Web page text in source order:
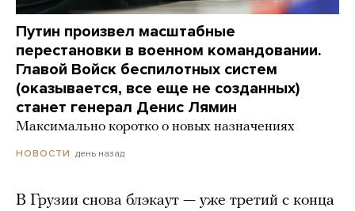
Путин произвел масштабные
перестановки в военном командовании.
Главой Войск беспилотных систем
(оказывается, все еще не созданных)
станет генерал Денис Лямин
Максимально коротко о новых назначениях
НОВОСТИ день назад
В Грузии снова блэкаут — уже третий с конца